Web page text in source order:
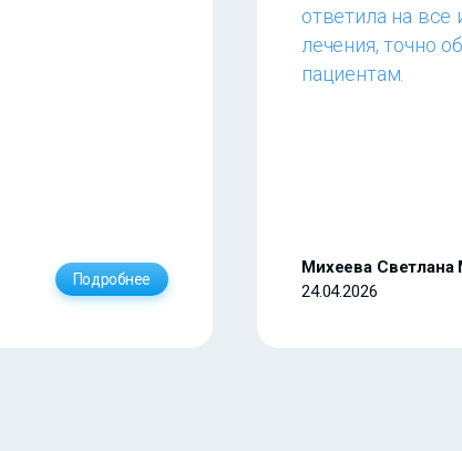
Подробнее
ответила на
лечения, точно
пациентам.
Михеева Светлана
24.04.2026